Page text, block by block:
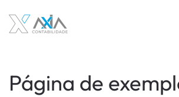
Skip to main content
Página de